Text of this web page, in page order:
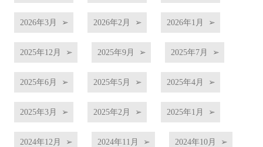
2026年3月 2026年2月 2026年1月
2025年12月 2025年9月 2025年7月
2025年6月 2025年5月 2025年4月
2025年3月 2025年2月 2025年1月
2024年12月 2024年11月 2024年10月